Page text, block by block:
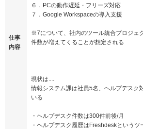
仕事
内容
６．PCの動作遅延・フリーズ対応
７．Google Workspaceの導入支援
※7について、社内のツール統合プロジェ
件数が増えてくることが想定される
現状は....
情報システム課は社員5名、ヘルプデスク
いる
・ヘルプデスク件数は300件前後/月
・ヘルプデスク履歴はFreshdeskというツ